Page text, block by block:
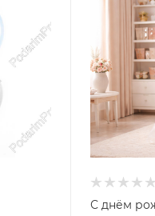
С днём